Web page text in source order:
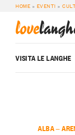
HOME » EVENTI »
love
VISITA LE LANGHE
ALBA —